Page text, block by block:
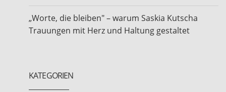
„Worte, die bleiben" – warum Saskia Kutscha
Trauungen mit Herz und Haltung gestaltet
KATEGORIEN